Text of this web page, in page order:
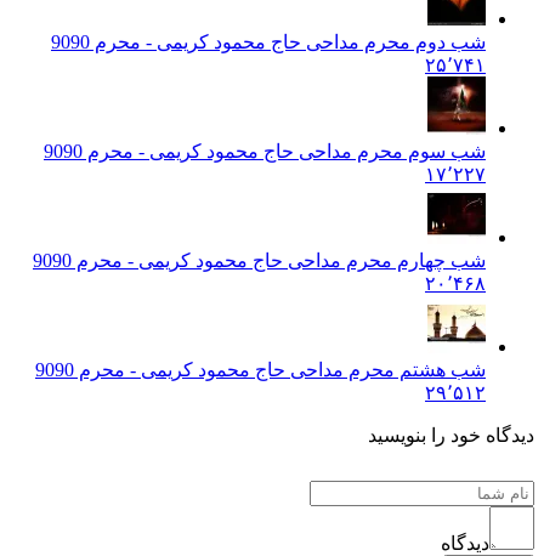
شب دوم محرم مداحی حاج محمود کریمی - محرم 90 90
۲۵٬۷۴۱
شب سوم محرم مداحی حاج محمود کریمی - محرم 90 90
۱۷٬۲۲۷
شب چهارم محرم مداحی حاج محمود کریمی - محرم 90 90
۲۰٬۴۶۸
شب هشتم محرم مداحی حاج محمود کریمی - محرم 90 90
۲۹٬۵۱۲
دیدگاه خود را بنویسید
دیدگاه